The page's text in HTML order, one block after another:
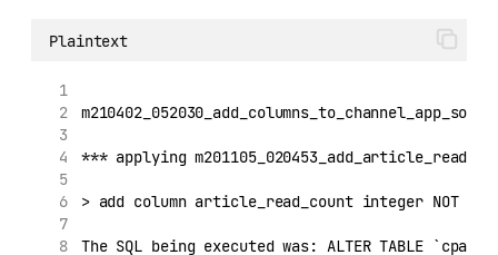
Plaintext
*** applying
> add column article_read_count integer NOT
The SQL being executed was: ALTER TABLE